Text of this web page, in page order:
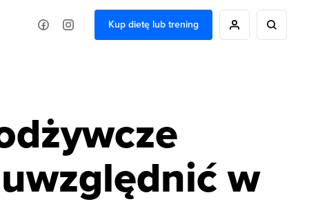
Kup dietę lub trening
w